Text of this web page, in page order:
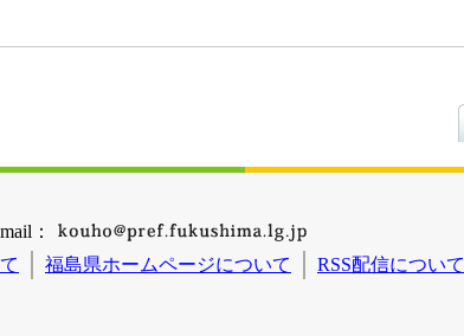
：
福島県ホームページについて
RSS配信について